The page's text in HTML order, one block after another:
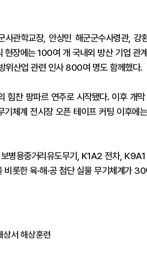
관학교장, 안상민 해군군수사령관, 강
장에는 100여 개 국내외 방산 기업 관
위산업 관련 인사 800여 명도 함께했다.
힘찬 팡파르 연주로 시작됐다. 이후 개
체계 전시장 오픈 테이프 커팅 이후에
병용중거리유도무기, K1A2 전차,
롯한 육·해·공 첨단 실물 무기체계가
상서 해상훈련